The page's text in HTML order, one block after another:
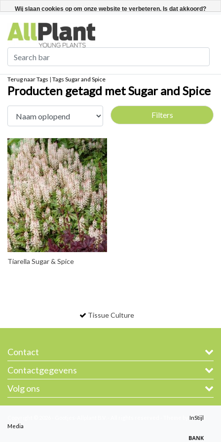
Registreren / Inloggen Nederlands
Terug naar Tags | Tags Sugar and Spice
Producten getagd met Sugar and Spice
Filters
Tiarella Sugar & Spice
Tissue Culture
Contact
Contactgegevens
Volg ons
InStijl
Media
Wij slaan cookies op om onze website te verbeteren. Is dat akkoord?